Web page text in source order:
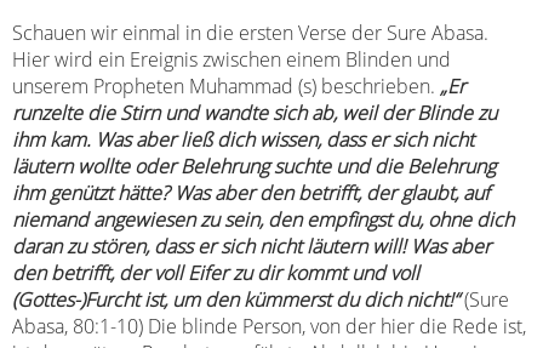
Schauen wir einmal in die ersten Verse der Sure Abasa.
Hier wird ein Ereignis zwischen einem Blinden und
unserem Propheten Muhammad (s) beschrieben. „Er
runzelte die Stirn und wandte sich ab, weil der Blinde zu
ihm kam. Was aber ließ dich wissen, dass er sich nicht
läutern wollte oder Belehrung suchte und die Belehrung
ihm genützt hätte? Was aber den betrifft, der glaubt, auf
niemand angewiesen zu sein, den empfingst du, ohne dich
daran zu stören, dass er sich nicht läutern will! Was aber
den betrifft, der voll Eifer zu dir kommt und voll
(Gottes-)Furcht ist, um den kümmerst du dich nicht!“(Sure
Abasa, 80:1-10) Die blinde Person, von der hier die Rede ist,